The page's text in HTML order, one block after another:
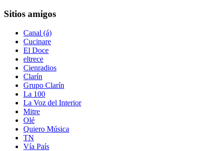
Sitios amigos
Canal (á)
Cucinare
El Doce
eltrece
Cienradios
Clarín
Grupo Clarín
La 100
La Voz del Interior
Mitre
Olé
Quiero Música
TN
Vía País